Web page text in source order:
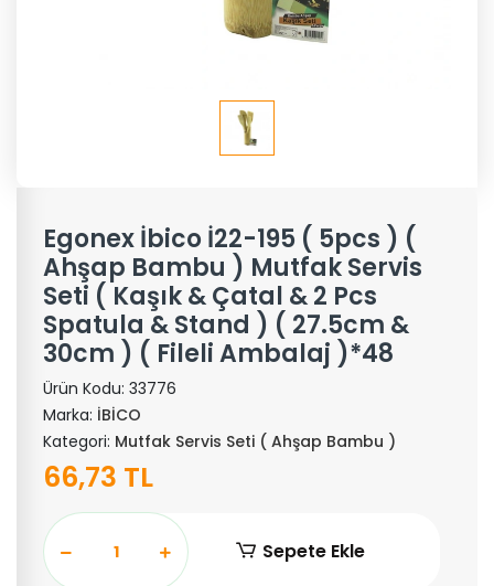
Egonex İbico İ22-195 ( 5pcs ) (
Ahşap Bambu ) Mutfak Servis
Seti ( Kaşık & Çatal & 2 Pcs
Spatula & Stand ) ( 27.5cm &
30cm ) ( Fileli Ambalaj )*48
Ürün Kodu: 33776
Marka: İBİCO
Kategori: Mutfak Servis Seti ( Ahşap Bambu )
66,73 TL
Sepete Ekle